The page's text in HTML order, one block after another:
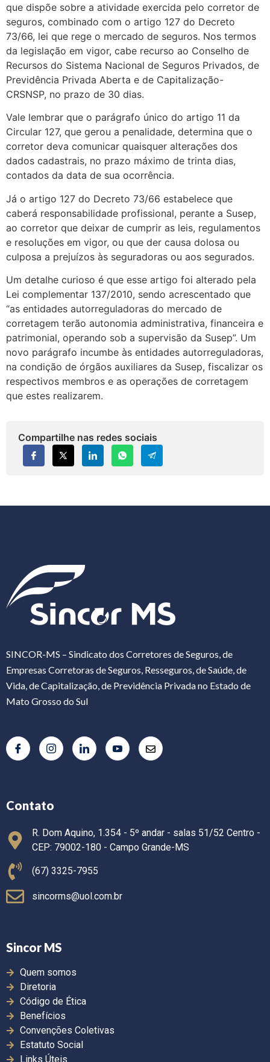
que dispõe sobre a atividade exercida pelo corretor de
seguros, combinado com o artigo 127 do Decreto
73/66, lei que rege o mercado de seguros. Nos termos
da legislação em vigor, cabe recurso ao Conselho de
Recursos do Sistema Nacional de Seguros Privados, de
Previdência Privada Aberta e de Capitalização-
CRSNSP, no prazo de 30 dias.
Vale lembrar que o parágrafo único do artigo 11 da
Circular 127, que gerou a penalidade, determina que o
corretor deva comunicar quaisquer alterações dos
dados cadastrais, no prazo máximo de trinta dias,
contados da data de sua ocorrência.
Já o artigo 127 do Decreto 73/66 estabelece que
caberá responsabilidade profissional, perante a Susep,
ao corretor que deixar de cumprir as leis, regulamentos
e resoluções em vigor, ou que der causa dolosa ou
culposa a prejuízos às seguradoras ou aos segurados.
Um detalhe curioso é que esse artigo foi alterado pela
Lei complementar 137/2010, sendo acrescentado que
“as entidades autorreguladoras do mercado de
corretagem terão autonomia administrativa, financeira e
patrimonial, operando sob a supervisão da Susep”. Um
novo parágrafo incumbe às entidades autorreguladoras,
na condição de órgãos auxiliares da Susep, fiscalizar os
respectivos membros e as operações de corretagem
que estes realizarem.
Compartilhe nas redes sociais
SINCOR-MS – Sindicato dos Corretores de Seguros, de
Empresas Corretoras de Seguros, Resseguros, de Saúde, de
Vida, de Capitalização, de Previdência Privada no Estado de
Mato Grosso do Sul
Contato
R. Dom Aquino, 1.354 - 5º andar - salas 51/52 Centro -
CEP: 79002-180 - Campo Grande-MS
(67) 3325-7955
sincorms@uol.com.br
Sincor MS
Quem somos
Diretoria
Código de Ética
Benefícios
Convenções Coletivas
Estatuto Social
Links Úteis